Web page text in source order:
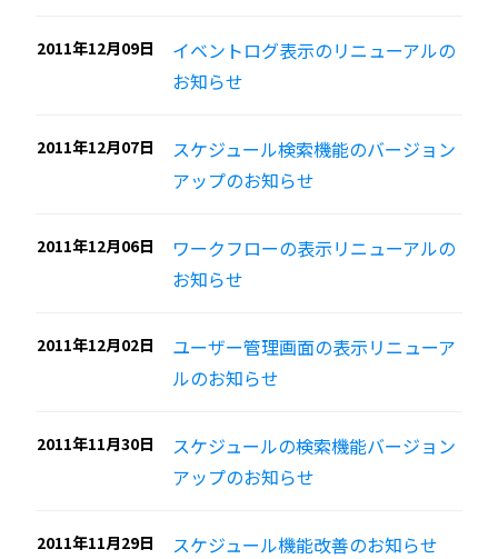
2011年12月09日
イベントログ表示のリニューアルの
お知らせ
2011年12月07日
スケジュール検索機能のバージョン
アップのお知らせ
2011年12月06日
ワークフローの表示リニューアルの
お知らせ
2011年12月02日
ユーザー管理画面の表示リニューア
ルのお知らせ
2011年11月30日
スケジュールの検索機能バージョン
アップのお知らせ
2011年11月29日 スケジュール機能改善のお知らせ